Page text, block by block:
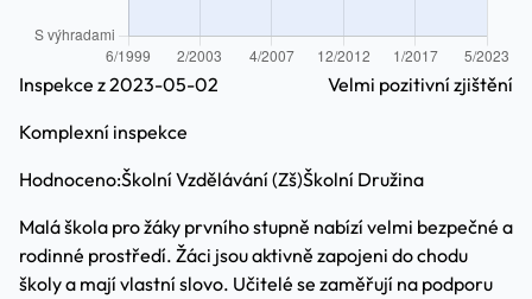
Inspekce z 2023-05-02
Komplexní inspekce
Velmi pozitivní zjištění
Hodnoceno:Školní Vzdělávání (Zš)Školní Družina
Malá škola pro žáky prvního stupně nabízí velmi bezpečné a
rodinné prostředí. Žáci jsou aktivně zapojeni do chodu
školy a mají vlastní slovo. Učitelé se zaměřují na podporu